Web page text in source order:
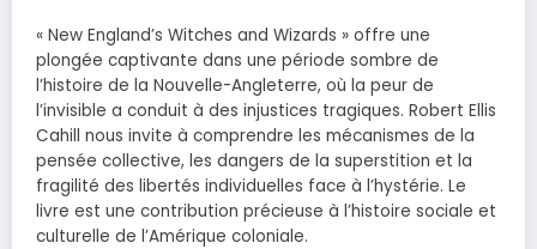
« New England’s Witches and Wizards » offre une
plongée captivante dans une période sombre de
l’histoire de la Nouvelle-Angleterre, où la peur de
l’invisible a conduit à des injustices tragiques. Robert Ellis
Cahill nous invite à comprendre les mécanismes de la
pensée collective, les dangers de la superstition et la
fragilité des libertés individuelles face à l’hystérie. Le
livre est une contribution précieuse à l’histoire sociale et
culturelle de l’Amérique coloniale.